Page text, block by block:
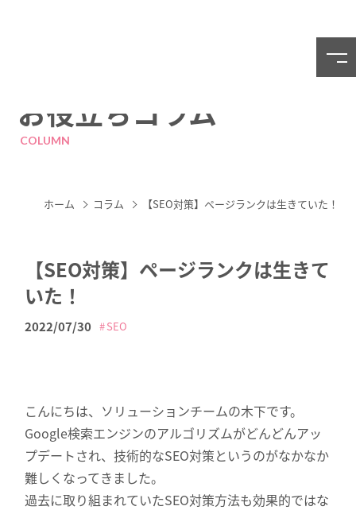
お役立ちコラム
COLUMN
ホーム コラム 【SEO対策】ページランクは生きていた！
【SEO対策】ページランクは生きて
いた！
2022/07/30 SEO
こんにちは、ソリューションチームの木下です。
Google検索エンジンのアルゴリズムがどんどんアッ
プデートされ、技術的なSEO対策というのがなかなか
難しくなってきました。
過去に取り組まれていたSEO対策方法も効果的ではな